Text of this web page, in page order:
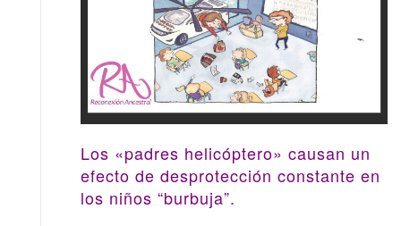
Los «padres helicóptero» causan un
efecto de desprotección constante en
los niños “burbuja”.